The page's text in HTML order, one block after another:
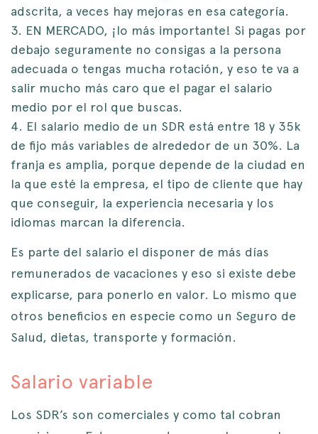
adscrita, a veces hay mejoras en esa categoría.
EN MERCADO, ¡lo más importante! Si pagas por
debajo seguramente no consigas a la persona
adecuada o tengas mucha rotación, y eso te va a
salir mucho más caro que el pagar el salario
medio por el rol que buscas.
El salario medio de un SDR está entre 18 y 35k
de fijo más variables de alrededor de un 30%. La
franja es amplia, porque depende de la ciudad en
la que esté la empresa, el tipo de cliente que hay
que conseguir, la experiencia necesaria y los
idiomas marcan la diferencia.
Es parte del salario el disponer de más días
remunerados de vacaciones y eso si existe debe
explicarse, para ponerlo en valor. Lo mismo que
otros beneficios en especie como un Seguro de
Salud, dietas, transporte y formación.
Salario variable
Los SDR’s son comerciales y como tal cobran